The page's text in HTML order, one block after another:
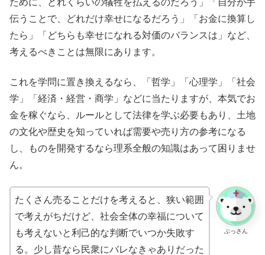
ために、どれくらいの犠牲を払えるのだろう」「自分が手
伝うことで、どれだけ幸せになるだろう」「お金に換算し
たら」「どちらも幸せになれる対価のバランスは」など、
考えるべきことは無限にあります。
これを学問に置き換えるなら、「哲学」「心理学」「社会
学」「経済・経営・商学」などに当たりますが、本気でお
金を稼ぐなら、ルールとして法律を学ぶ必要もあり、土地
の文化や歴史を知っていれば需要や売り方の参考になる
し、ものを開発するなら理系全般の知識はあって困りませ
ん。
ぶっさん
たくさん売ることだけを考えると、狭い範囲
で考えがちだけど、社会全体の幸福について
も考えないと利己的な判断でいつか失敗す
る。少し昔なら民衆にバレなきゃありだった